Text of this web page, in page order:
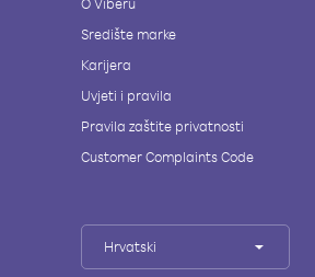
Središte marke
Karijera
Uvjeti i pravila
Pravila zaštite privatnosti
Customer Complaints Code
Hrvatski